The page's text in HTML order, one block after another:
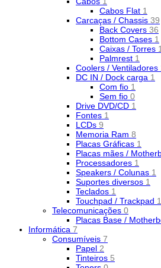
Cabos Flat 1
Carcaças / Chassis 39
Back Covers 36
Bottom Cases 1
Caixas / Torres 1
Palmrest 1
Coolers / Ventiladores
DC IN / Dock carga 1
Com fio 1
Sem fio 0
Drive DVD/CD 1
Fontes 1
LCDs 9
Memoria Ram 8
Placas Gráficas 1
Placas mães /
Processadores 1
Speakers / Colunas 1
Suportes diversos 1
Teclados 1
Touchpad / Trackpad 1
Telecomunicações 0
Placas Base /
Informática 7
Consumíveis 7
Papel 2
Tinteiros 5